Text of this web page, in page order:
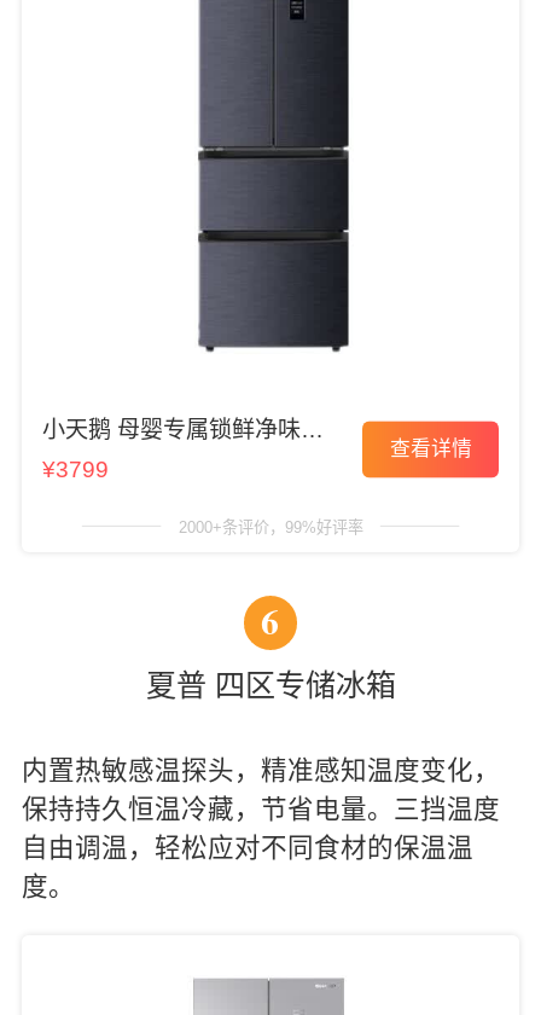
小天鹅 母婴专属锁鲜净味冰
箱
¥3799
查看详情
2000+条评价，99%好评率
6
夏普 四区专储冰箱
内置热敏感温探头，精准感知温度变化，
保持持久恒温冷藏，节省电量。三挡温度
自由调温，轻松应对不同食材的保温温
度。